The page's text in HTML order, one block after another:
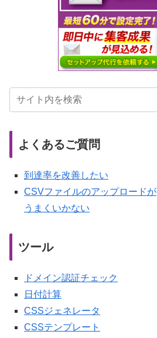
よくあるご質問
到達率を改善したい
CSVファイルのアップロードが
うまくいかない
ツール
ドメイン認証チェック
日付計算
CSSジェネレータ
CSSテンプレート